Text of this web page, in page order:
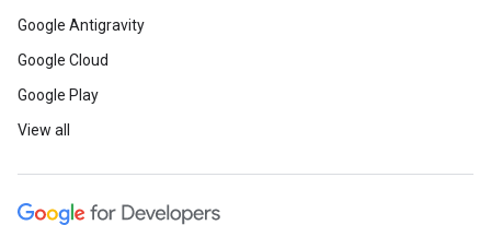
Google Antigravity
Google Cloud
Google Play
View all